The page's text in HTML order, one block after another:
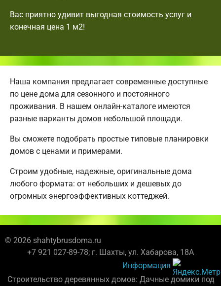
Вас приятно удивит выгодная стоимость услуг и
конечная цена 1 м2!
Наша компания предлагает современные доступные
по цене дома для сезонного и постоянного
проживания. В нашем онлайн-каталоге имеются
разные варианты домов небольшой площади.
Вы сможете подобрать простые типовые планировки
домов с ценами и примерами.
Строим удобные, надежные, оригинальные дома
любого формата: от небольших и дешевых до
огромных энергоэффективных коттеджей.
© 2026 shahtybrusdoma.ru
+7 921 027-89-78; г. Шахты, ул. Хабарова, 18А
Информация
Строительство деревянных домов: Дачные домики под